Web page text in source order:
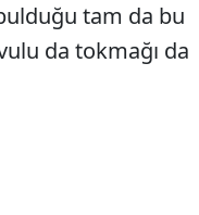
bulduğu tam da bu
da tokmağı da